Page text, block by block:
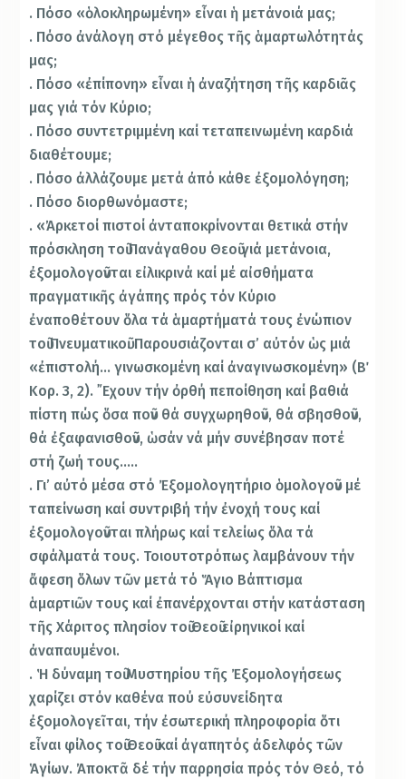
. Πόσο «ὁλοκληρωμένη» εἶναι ἡ μετάνοιά μας;
. Πόσο ἀνάλογη στό μέγεθος τῆς ἁμαρτωλότητάς
μας;
. Πόσο «ἐπίπονη» εἶναι ἡ ἀναζήτηση τῆς καρδιᾶς
μας γιά τόν Κύριο;
. Πόσο συντετριμμένη καί τεταπεινωμένη καρδιά
διαθέτουμε;
. Πόσο ἀλλάζουμε μετά ἀπό κάθε ἐξομολόγηση;
. Πόσο διορθωνόμαστε;
. «Ἀρκετοί πιστοί ἀνταποκρίνονται θετικά στήν
πρόσκληση τοῦ Πανάγαθου Θεοῦ γιά μετάνοια,
ἐξομολογοῦνται εἰλικρινά καί μέ αἰσθήματα
πραγματικῆς ἀγάπης πρός τόν Κύριο
ἐναποθέτουν ὅλα τά ἁμαρτήματά τους ἐνώπιον
τοῦ Πνευματικοῦ. Παρουσιάζονται σ’ αὐτόν ὡς μιά
«ἐπιστολή… γινωσκομένη καί ἀναγινωσκομένη» (Β΄
Κορ. 3, 2). ῎Εχουν τήν ὀρθή πεποίθηση καί βαθιά
πίστη πώς ὅσα ποῦν θά συγχωρηθοῦν, θά σβησθοῦν,
θά ἐξαφανισθοῦν, ὡσάν νά μήν συνέβησαν ποτέ
στή ζωή τους…..
. Γι’ αὐτό μέσα στό Ἐξομολογητήριο ὁμολογοῦν μέ
ταπείνωση καί συντριβή τήν ἐνοχή τους καί
ἐξομολογοῦνται πλήρως καί τελείως ὅλα τά
σφάλματά τους. Τοιουτοτρόπως λαμβάνουν τήν
ἄφεση ὅλων τῶν μετά τό Ἅγιο Βάπτισμα
ἁμαρτιῶν τους καί ἐπανέρχονται στήν κατάσταση
τῆς Χάριτος πλησίον τοῦ Θεοῦ εἰρηνικοί καί
ἀναπαυμένοι.
. Ἡ δύναμη τοῦ Μυστηρίου τῆς Ἐξομολογήσεως
χαρίζει στόν καθένα πού εὐσυνείδητα
ἐξομολογεῖται, τήν ἐσωτερική πληροφορία ὅτι
εἶναι φίλος τοῦ Θεοῦ καί ἀγαπητός ἀδελφός τῶν
Ἁγίων. Ἀποκτᾶ δέ τήν παρρησία πρός τόν Θεό, τό